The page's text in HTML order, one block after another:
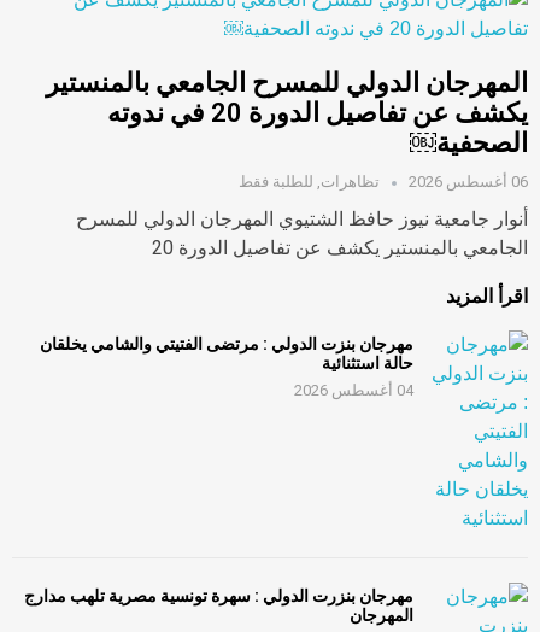
المهرجان الدولي للمسرح الجامعي بالمنستير
يكشف عن تفاصيل الدورة 20 في ندوته
الصحفية￼
06 أغسطس 2026 تظاهرات, للطلبة فقط
أنوار جامعية نيوز حافظ الشتيوي المهرجان الدولي للمسرح
الجامعي بالمنستير يكشف عن تفاصيل الدورة 20
اقرأ المزيد
مهرجان بنزت الدولي : مرتضى الفتيتي والشامي يخلقان
حالة استثنائية
04 أغسطس 2026
مهرجان بنزرت الدولي : سهرة تونسية مصرية تلهب مدارج
المهرجان